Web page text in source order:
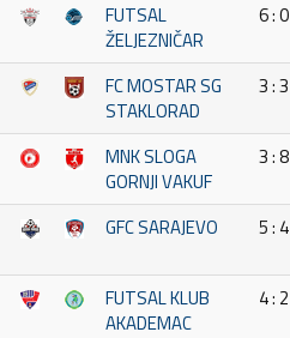
FUTSAL
ŽELJEZNIČAR
6 : 0
FC MOSTAR SG
STAKLORAD
3 : 3
MNK SLOGA
GORNJI VAKUF
3 : 8
GFC SARAJEVO 5 : 4
FUTSAL KLUB
AKADEMAC
4 : 2